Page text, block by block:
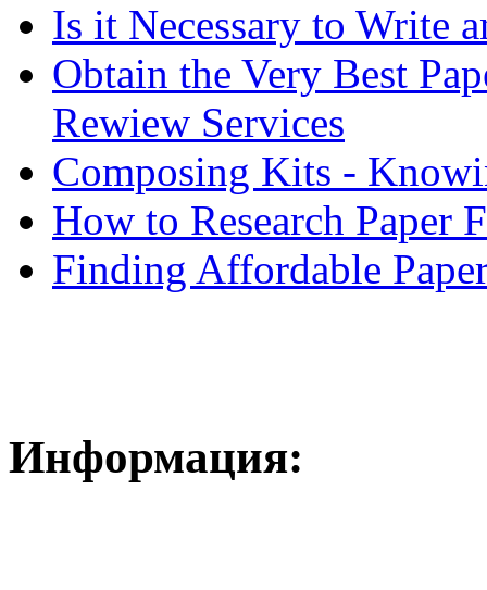
Is it Necessary to Write
Obtain the Very Best
Rewiew Services
Composing Kits -
How to Research Paper
Finding Affordable
Информация: